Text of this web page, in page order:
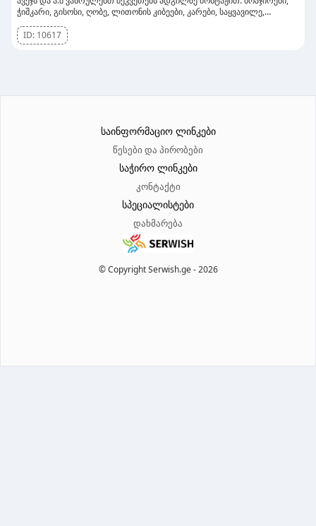
ჭიშკარი, გისოსი, ღობე, ლითონის კიბეები, კარები, საყვავილე,
ინვენატრი, ეზოს ავეჯი, მხატვრული დეკორაციები და სხვა. პროდუქცია
მზადდება საქართველოში რაც საშუალებას გვაძლევს მოგემსახუროთ
გარე კარებები გარე კიბეები რკინის კიბეები
ID: 10617
© Copyright Serwish.ge -2026
საინფორმაციო ლინკები
წესები და პირობები
საჭირო ლინკები
კონტაქტი
სპეციალისტები
დახმარება